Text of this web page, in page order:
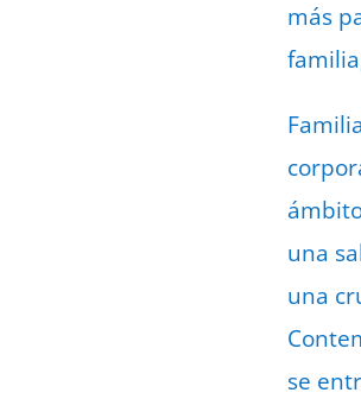
más
una
una
se